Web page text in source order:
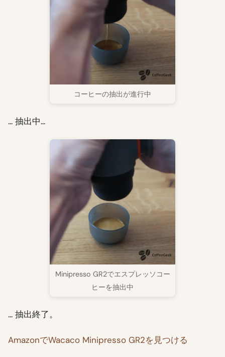
コーヒーの抽出が進行中
... 抽出中...
Minipresso GR2でエスプレッソコー
ヒーを抽出中
... 抽出終了。
AmazonでWacaco Minipresso GR2を見つける